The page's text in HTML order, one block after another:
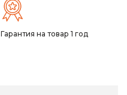
Гарантия на товар 1 год